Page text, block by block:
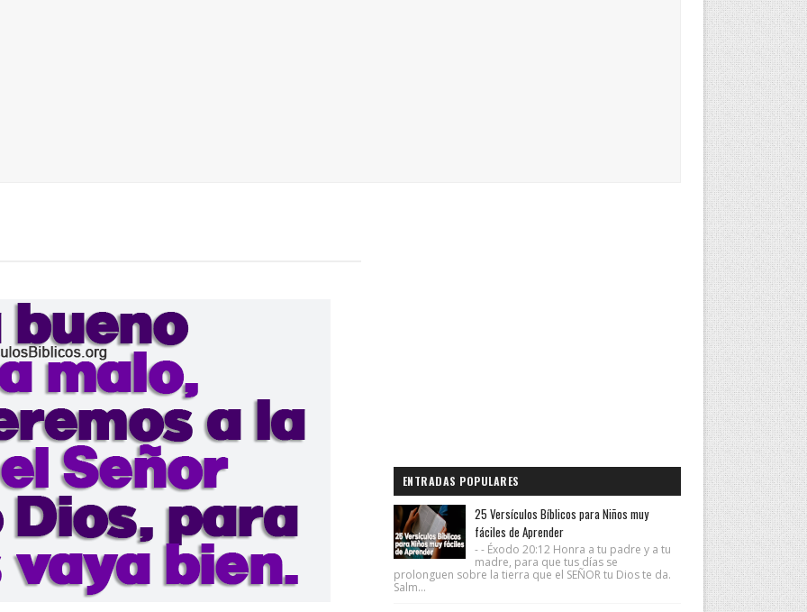
ENTRADAS POPULARES
25 Versículos Bíblicos para Niños muy
fáciles de Aprender
- - Éxodo 20:12 Honra a tu padre y a tu
madre, para que tus días se
prolonguen sobre la tierra que el SEÑOR tu Dios te da.
Salm...